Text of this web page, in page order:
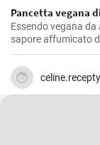
Pancetta vegana
Essendo vegana
sapore affumicato
a base vegetale
di creare il mio
modifiche, sono
bacon vegano è
celine.recepty